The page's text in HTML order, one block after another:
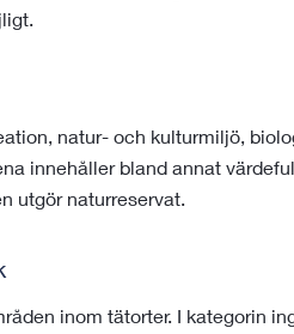
natur- och kulturmiljö,
innehåller bland annat
utgör naturreservat.
inom tätorter. I kategorin